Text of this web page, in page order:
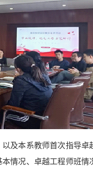
及本系教师首次指导卓
情况、卓越工程师班情